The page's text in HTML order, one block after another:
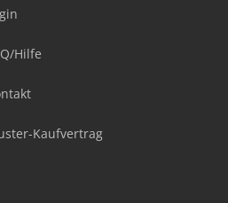
Hilfe
Kaufvertrag